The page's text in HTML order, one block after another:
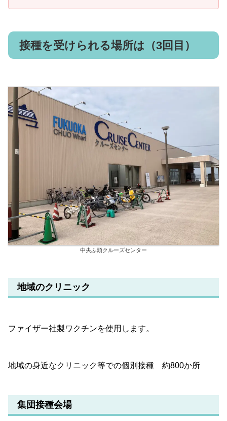
接種を受けられる場所は（3回目）
中央ふ頭クルーズセンター
地域のクリニック
ファイザー社製ワクチンを使用します。
地域の身近なクリニック等での個別接種 約800か所
集団接種会場